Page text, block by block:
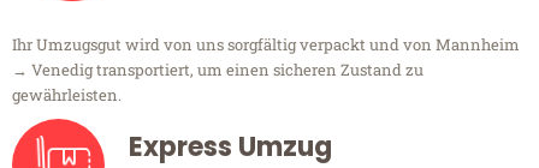
Ihr Umzugsgut wird von uns sorgfältig verpackt und von Mannheim
→ Venedig transportiert, um einen sicheren Zustand zu
gewährleisten.
Express Umzug